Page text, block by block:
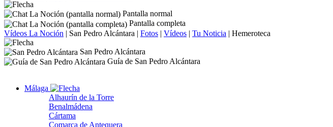
Pantalla normal
Pantalla completa
Vídeos La Noción | San Pedro Alcántara | Fotos | Vídeos | Tu Noticia | Hemeroteca
San Pedro Alcántara
Guía de San Pedro Alcántara
Málaga
Alhaurín de la Torre
Benalmádena
Cártama
Comarca de Antequera